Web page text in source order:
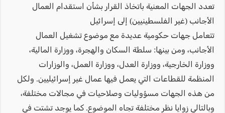
تعدد الجهات المعنية باتخاذ القرار بشأن استقدام العمال
الأجانب (غير الفلسطينيين) إلى إسرائيل
تتعامل جهات حكومية عديدة مع موضوع تشغيل العمال
الأجانب، ومن بينها: سلطة السكان والهجرة، ووزارة المالية،
ووزارة الخارجية، ووزارة العدل، ووزارة العمل، والوزارات
المنظمة للقطاعات التي يعمل فيها عمال غير إسرائيليين. ولكل
من هذه الجهات مسؤوليات وصلاحيات في مجالات مختلفة،
وبالتالي زوايا نظر مختلفة تجاه الموضوع. كما يوجد تشتت في